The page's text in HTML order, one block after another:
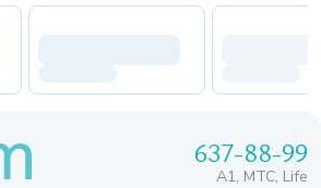
637-88-99
A1, МТС, Life